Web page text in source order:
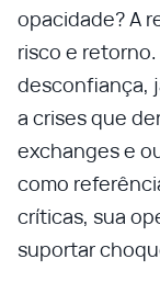
opacidade? A
risco e
desconfiança,
a crises que
exchanges e
como
críticas, sua
suportar